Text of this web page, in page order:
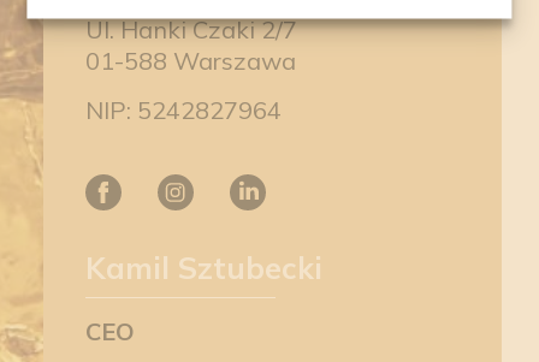
Ul. Hanki Czaki 2/7
01-588 Warszawa
NIP: 5242827964
Kamil Sztubecki
CEO